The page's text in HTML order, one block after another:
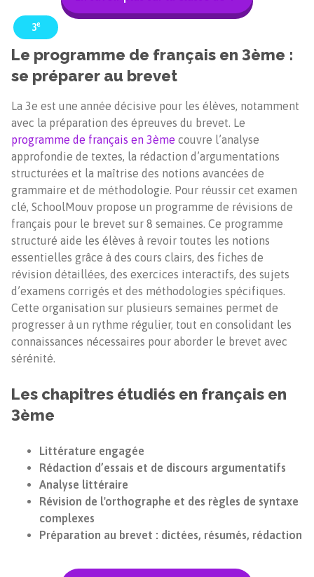
3e
Le programme de français en 3ème :
se préparer au brevet
La 3e est une année décisive pour les élèves, notamment
avec la préparation des épreuves du brevet. Le
programme de français en 3ème couvre l’analyse
approfondie de textes, la rédaction d’argumentations
structurées et la maîtrise des notions avancées de
grammaire et de méthodologie. Pour réussir cet examen
clé, SchoolMouv propose un programme de révisions de
français pour le brevet sur 8 semaines. Ce programme
structuré aide les élèves à revoir toutes les notions
essentielles grâce à des cours clairs, des fiches de
révision détaillées, des exercices interactifs, des sujets
d’examens corrigés et des méthodologies spécifiques.
Cette organisation sur plusieurs semaines permet de
progresser à un rythme régulier, tout en consolidant les
connaissances nécessaires pour aborder le brevet avec
sérénité.
Les chapitres étudiés en français en
3ème
Littérature engagée
Rédaction d’essais et de discours argumentatifs
Analyse littéraire
Révision de l'orthographe et des règles de syntaxe
complexes
Préparation au brevet : dictées, résumés, rédaction